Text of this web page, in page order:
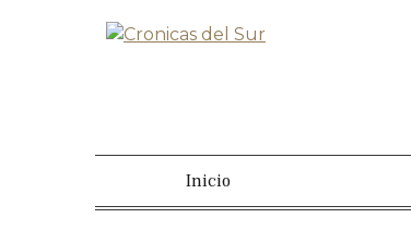
Inicio